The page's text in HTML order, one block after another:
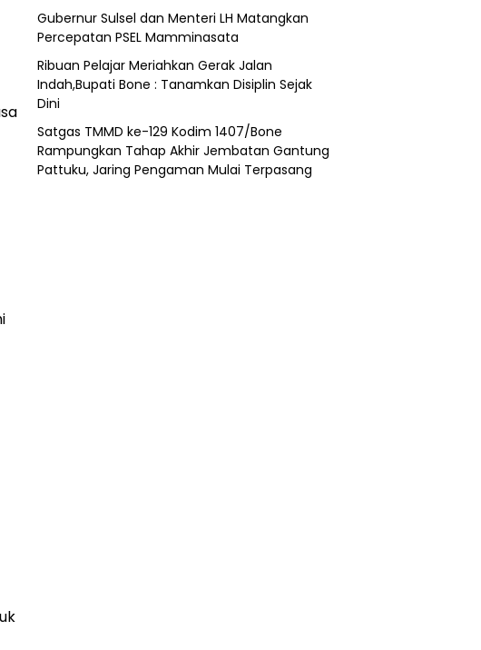
Gubernur Sulsel dan Menteri LH Matangkan
Percepatan PSEL Mamminasata
Ribuan Pelajar Meriahkan Gerak Jalan
Indah,Bupati Bone : Tanamkan Disiplin Sejak
Dini
Satgas TMMD ke-129 Kodim 1407/Bone
Rampungkan Tahap Akhir Jembatan Gantung
Pattuku, Jaring Pengaman Mulai Terpasang